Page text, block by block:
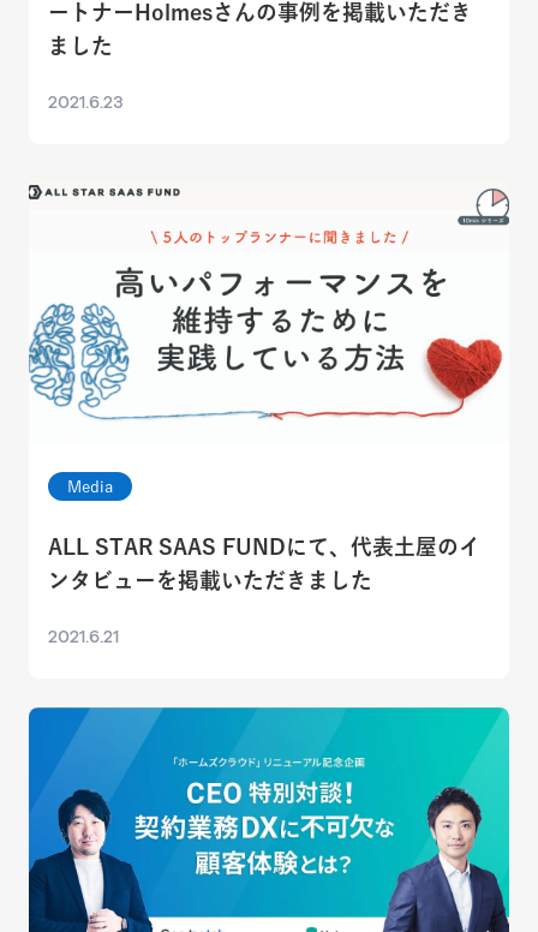
ートナーHolmesさんの事例を掲載いただき
ました
2021.6.23
Media
ALL STAR SAAS FUNDにて、代表土屋のイ
ンタビューを掲載いただきました
2021.6.21